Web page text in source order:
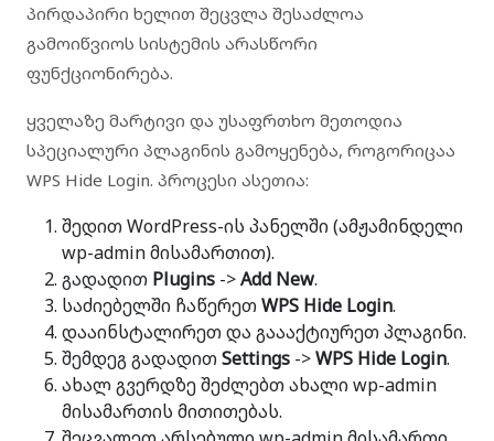
პირდაპირი ხელით შეცვლა შესაძლოა
გამოიწვიოს სისტემის არასწორი
ფუნქციონირება.
ყველაზე მარტივი და უსაფრთხო მეთოდია
სპეციალური პლაგინის გამოყენება, როგორიცაა
WPS Hide Login. პროცესი ასეთია:
შედით WordPress-ის პანელში (ამჟამინდელი
wp-admin მისამართით).
გადადით Plugins ->Add New.
საძიებელში ჩაწერეთ WPS Hide Login.
დააინსტალირეთ და გაააქტიურეთ პლაგინი.
შემდეგ გადადით Settings ->WPS Hide Login.
ახალ გვერდზე შეძლებთ ახალი wp-admin
მისამართის მითითებას.